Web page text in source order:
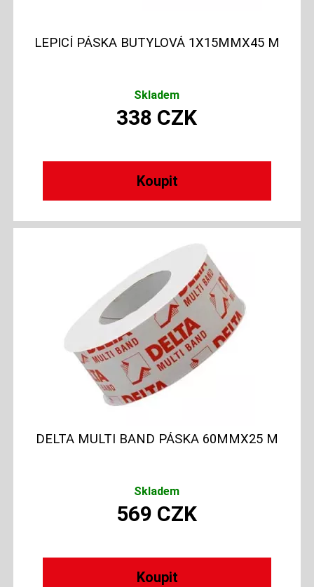
LEPICÍ PÁSKA BUTYLOVÁ 1X15MMX45 M
Skladem
338 CZK
DELTA MULTI BAND PÁSKA 60MMX25 M
Skladem
569 CZK